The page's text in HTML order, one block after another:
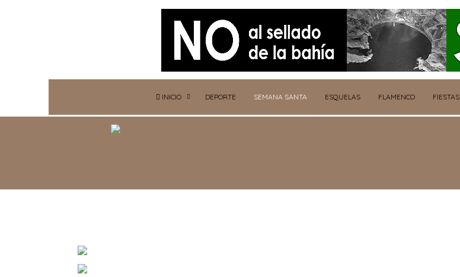
INICIO DEPORTE SEMANA SANTA ESQUELAS FLAMENCO FIESTAS